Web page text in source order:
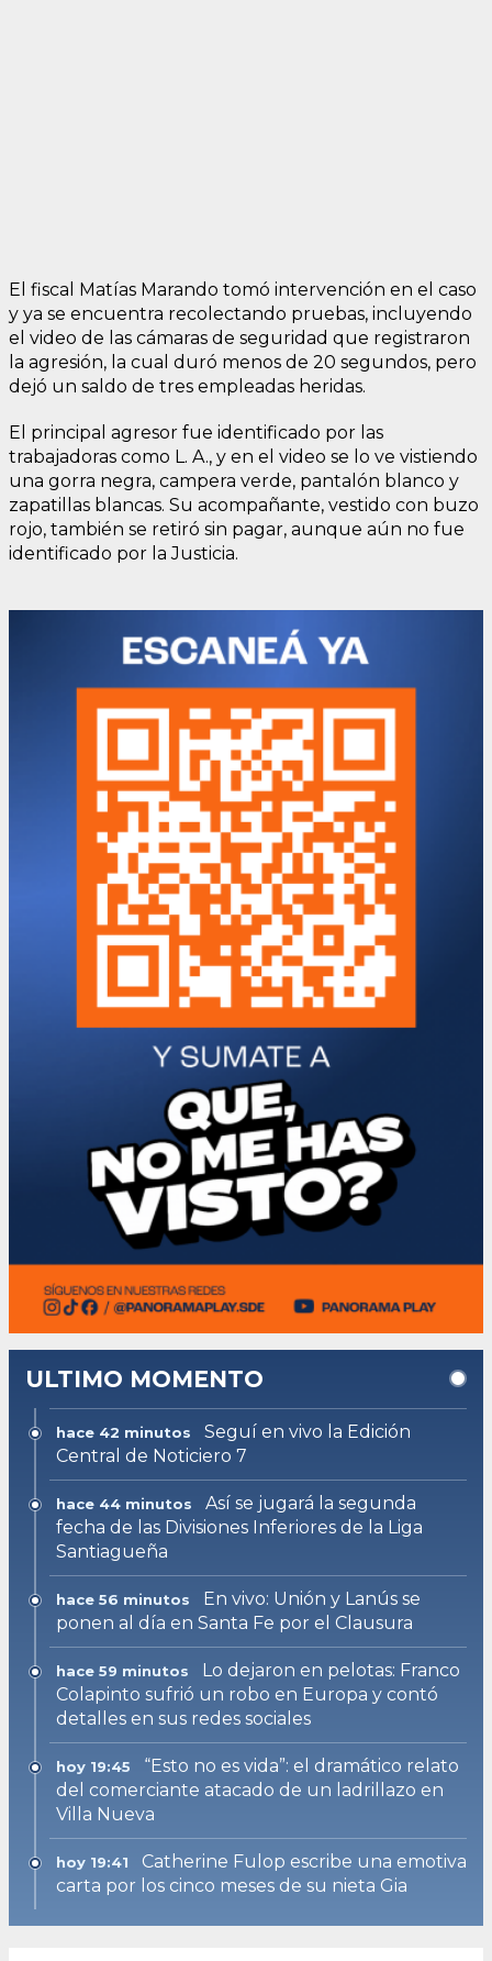
El fiscal Matías Marando tomó intervención en el caso
y ya se encuentra recolectando pruebas, incluyendo
el video de las cámaras de seguridad que registraron
la agresión, la cual duró menos de 20 segundos, pero
dejó un saldo de tres empleadas heridas.
El principal agresor fue identificado por las
trabajadoras como L. A., y en el video se lo ve vistiendo
una gorra negra, campera verde, pantalón blanco y
zapatillas blancas. Su acompañante, vestido con buzo
rojo, también se retiró sin pagar, aunque aún no fue
identificado por la Justicia.
ULTIMO MOMENTO
hace 42 minutos
Seguí en vivo la Edición
Central de Noticiero 7
hace 44 minutos
Así se jugará la segunda
fecha de las Divisiones Inferiores de la Liga
Santiagueña
hace 56 minutos
En vivo: Unión y Lanús se
ponen al día en Santa Fe por el Clausura
hace 59 minutos
Lo dejaron en pelotas: Franco
Colapinto sufrió un robo en Europa y contó
detalles en sus redes sociales
hoy 19:45
“Esto no es vida”: el dramático relato
del comerciante atacado de un ladrillazo en
Villa Nueva
hoy 19:41
Catherine Fulop escribe una emotiva
carta por los cinco meses de su nieta Gia